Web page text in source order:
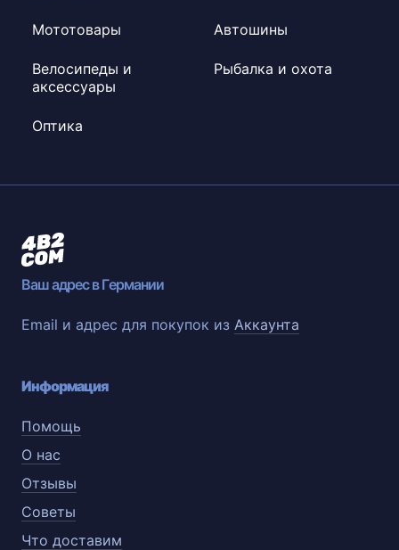
Мототовары Автошины
Велосипеды и
аксессуары
Рыбалка и охота
Оптика
Ваш адрес в Германии
Email и адрес для покупок из Аккаунта
Информация
Помощь
О нас
Отзывы
Советы
Что доставим